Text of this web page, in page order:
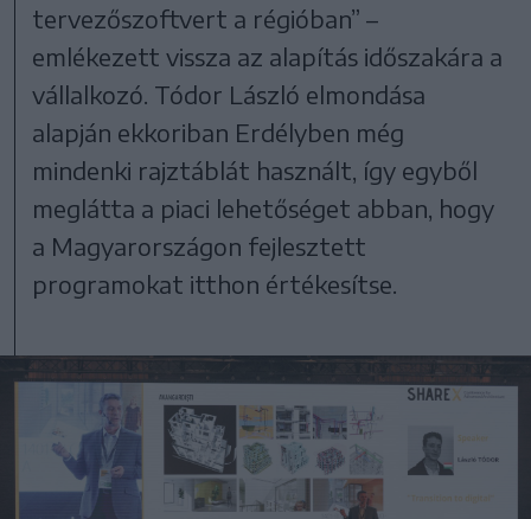
tervezőszoftvert a régióban” –
emlékezett vissza az alapítás időszakára a
vállalkozó. Tódor László elmondása
alapján ekkoriban Erdélyben még
mindenki rajztáblát használt, így egyből
meglátta a piaci lehetőséget abban, hogy
a Magyarországon fejlesztett
programokat itthon értékesítse.